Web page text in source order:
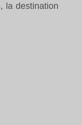
la destination